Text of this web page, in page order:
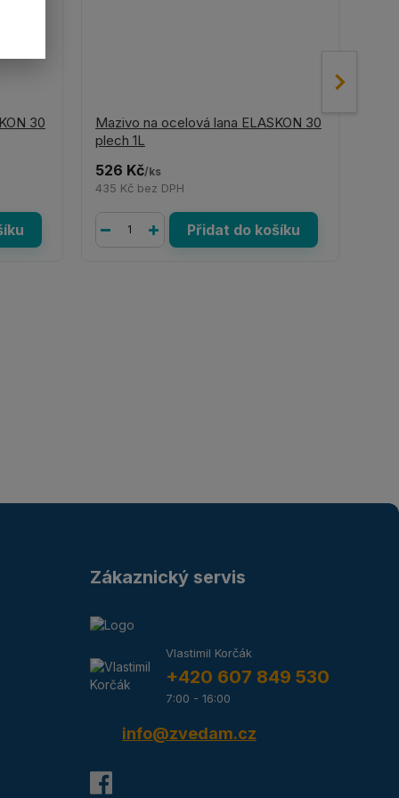
30
Mazivo na ocelová lana ELASKON 30
plech 1L
526 Kč/ks
435 Kč bez DPH
Přidat do košíku
Zákaznický servis
Vlastimil Korčák
+420 607 849 530
7:00 - 16:00
info@zvedam.cz